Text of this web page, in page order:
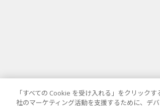
「すべての Cookie を受け入れる」をクリック
社のマーケティング活動を支援するために、デ